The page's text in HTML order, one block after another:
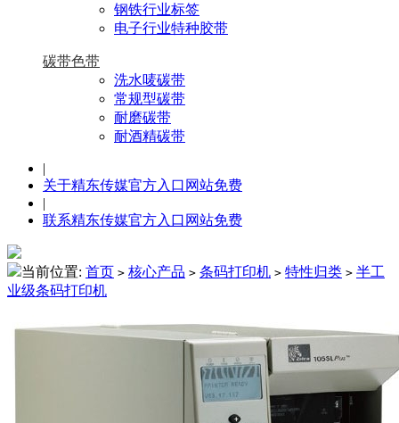
钢铁行业标签
电子行业特种胶带
碳带色带
洗水唛碳带
常规型碳带
耐磨碳带
耐酒精碳带
|
关于精东传媒官方入口网站免费
|
联系精东传媒官方入口网站免费
当前位置: 首页 > 核心产品 > 条码打印机 > 特性归类 > 半工
业级条码打印机